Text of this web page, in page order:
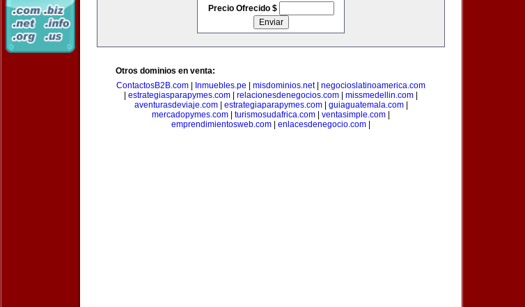
Precio Ofrecido $
Otros dominios en venta:
ContactosB2B.com
Inmuebles.pe misdominios.net| negocioslatinoamerica.com
estrategiasparapymes.com relacionesdenegocios.com missmedellin.com
aventurasdeviaje.com| estrategiaparapymes.com| guiaguatemala.com|
mercadopymes.com
turismosudafrica.com ventasimple.com
emprendimientosweb.com
enlacesdenegocio.com